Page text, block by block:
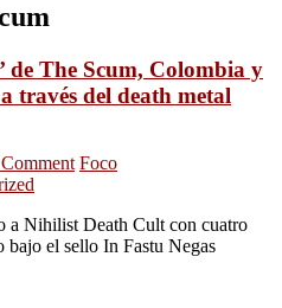
de The Scum, Colombia y
través del death metal
Foco
a Nihilist Death Cult con cuatro
el sello In Fastu Negas